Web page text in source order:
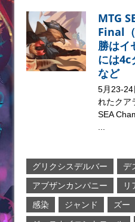
MTG
Final
勝はイ
には4c
など
5月23-24
れたクア
SEA
グリクシスデルバー
デ
アブザンカンパニー
リ
感染
ジャンド ズー